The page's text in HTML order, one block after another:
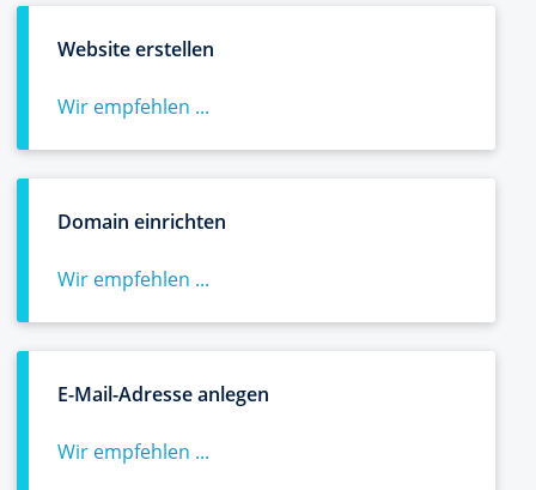
Website erstellen
Wir empfehlen ...
Domain einrichten
Wir empfehlen ...
E-Mail-Adresse anlegen
Wir empfehlen ...